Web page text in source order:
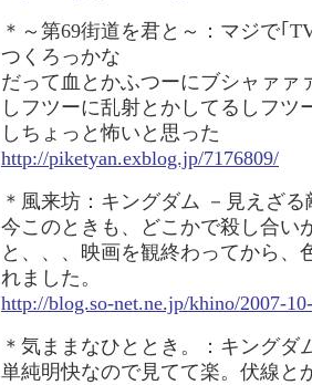
＊～第69街道を君と～：マジで｢
つくろっかな
だって血とかふつーにブシャァァ
しフツーに乱射とかしてるしフツ
しちょっと怖いと思った
http://piketyan.exblog.jp/7176809/
＊風来坊：キングダム －見えざる
今このときも、どこかで殺し合い
と、、、映画を観終わってから、
れました。
http://blog.so-net.ne.jp/khino/2007-
＊気ままなひととき。：キング
単純明快なので見てて楽。伏線と